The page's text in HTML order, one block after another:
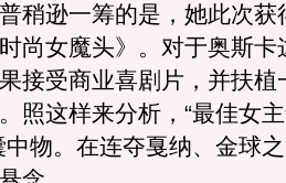
稍逊一筹的是，她此次获
尚女魔头》。对于奥斯卡
接受商业喜剧片，并扶植
照这样来分析，“最佳女
中物。在连夺戛纳、金球